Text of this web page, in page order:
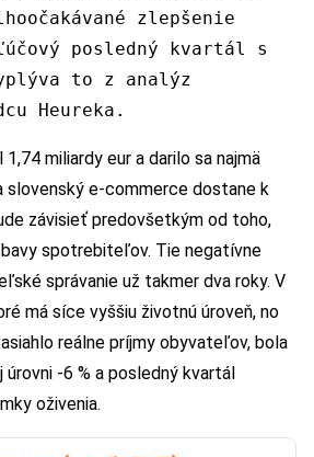
zlepšenie
posledný kvartál s
to z analýz
Heureka.
miliardy eur a darilo sa najmä
slovenský e-commerce dostane k
závisieť predovšetkým od toho,
spotrebiteľov. Tie negatívne
správanie už takmer dva roky. V
má síce vyššiu životnú úroveň, no
reálne príjmy obyvateľov, bola
úrovni -6 % a posledný kvartál
oživenia.